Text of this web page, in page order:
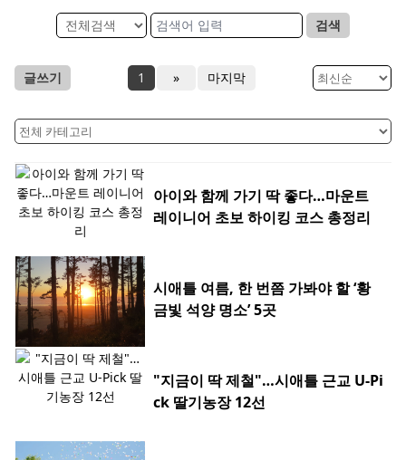
검색
글쓰기 1 » 마지막
아이와 함께 가기 딱 좋다…마운트
레이니어 초보 하이킹 코스 총정리
시애틀 여름, 한 번쯤 가봐야 할 ‘황
금빛 석양 명소’ 5곳
"지금이 딱 제철"…시애틀 근교 U-Pi
ck 딸기농장 12선